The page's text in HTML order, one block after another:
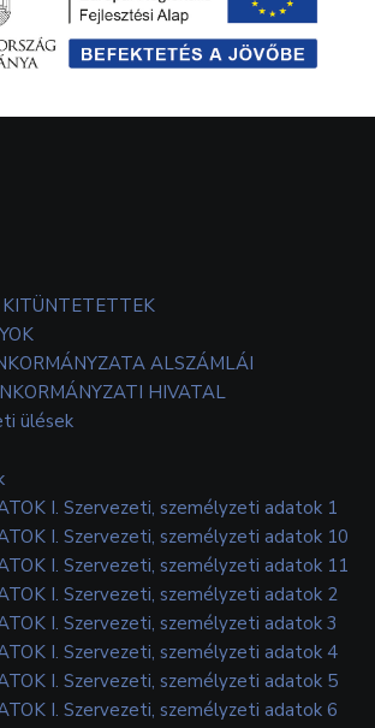
KITÜNTETETTEK
ALSZÁMLÁI
HIVATAL
ülések
I. Szervezeti, személyzeti adatok 1
I. Szervezeti, személyzeti adatok 10
I. Szervezeti, személyzeti adatok 11
I. Szervezeti, személyzeti adatok 2
I. Szervezeti, személyzeti adatok 3
I. Szervezeti, személyzeti adatok 4
I. Szervezeti, személyzeti adatok 5
I. Szervezeti, személyzeti adatok 6